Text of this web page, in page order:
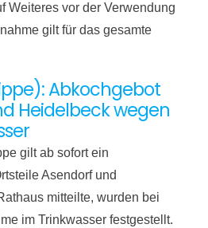
Weiteres vor der Verwendung
gilt für das gesamte
Abkochgebot
Heidelbeck wegen
gilt ab sofort ein
Asendorf und
mitteilte, wurden bei
im Trinkwasser festgestellt.